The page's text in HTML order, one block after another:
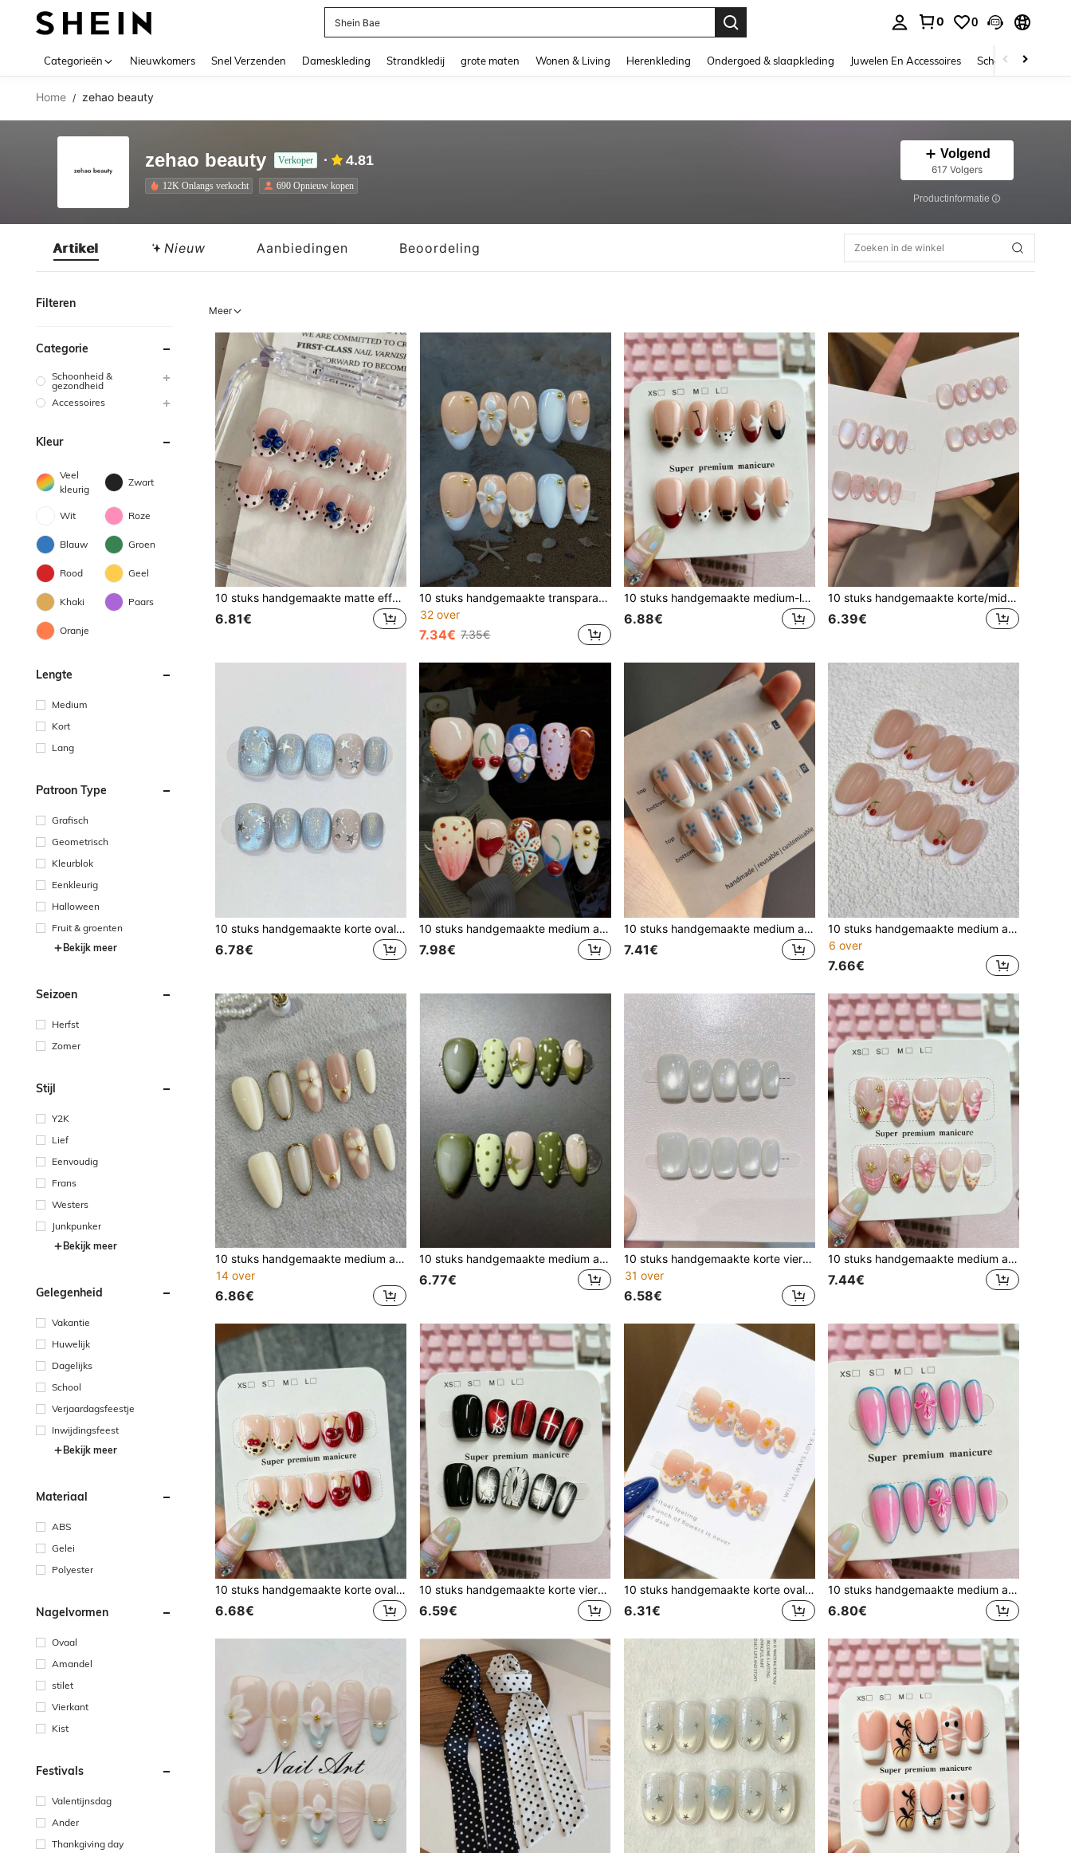
Bikini Dames
0 0
Categorieën Nieuwkomers Snel Verzenden Dameskleding Strandkledij grote maten Wonen & Living Herenkleding Ondergoed & slaapkleding Juwelen En Accessoires Schoonheid &
Home / zehao beauty
zehao beauty Verkoper 4.81
12K Onlangs verkocht 690 Opnieuw kopen
Volgend
617 Volgers
Productinformatie
Artikel Nieuw Aanbiedingen Beoordeling
Filteren
Categorie
Schoonheid &
gezondheid
Accessoires
Kleur
Veel
kleurig
Zwart
Wit Roze
Blauw Groen
Rood Geel
Khaki Paars
Oranje
Lengte
Medium
Kort
Lang
Patroon Type
Grafisch
Geometrisch
Kleurblok
Eenkleurig
Halloween
Fruit & groenten
Bekijk meer
Seizoen
Herfst
Zomer
Stijl
Y2K
Lief
Eenvoudig
Frans
Westers
Junkpunker
Bekijk meer
Gelegenheid
Vakantie
Huwelijk
Dagelijks
School
Verjaardagsfeestje
Inwijdingsfeest
Bekijk meer
Materiaal
ABS
Gelei
Polyester
Nagelvormen
Ovaal
Amandel
stilet
Vierkant
Kist
Festivals
Valentijnsdag
Ander
Thankgiving day
Meer
10 stuks handgemaakte matte effen nagelstickers, ovale vorm, transparante nude roze basis met vintage stippen, crème witte French tips en 3D bosbesdecoratie, voor een zachte, zoete en elegante look, geschikt voor dames en meisjes voor lente, zomer, herfst, winter, feestdagen, feesten en dagelijks gebruik, handgemaakte press-on nagels
6.81€
10 stuks handgemaakte transparante lichtroze basis nagelstickers van gemiddelde lengte in amandelvorm, handgeschilderde lichtblauwe Franse randen, blauwe en gele kleine bloemenaccenten, blauw-witte gradiënt 3D kleine bloemen met gouden kralen in het midden, ook versierd met gouden kralen en parels, zacht, elegant en schattig, geschikt voor dames en meisjes voor lente, zomer, herfst, winter, vakanties, feesten en dagelijks gebruik, handgemaakte press-on nagels
32 over
7.34€ 7.35€
10 stuks handgemaakte medium-lange amandelvormige nageltips, lichtroze basiskleur, versierd met rood, wit, zwart en bruin luipaardprintpatroon, Franse stijl. Handgeschilderde 3D rode kersen en witte ster accenten, met parel- en kleine diamantdecoraties. Straalt een vintage zoete coole vibe uit. Geschikt voor vrouwen en meisjes om te dragen in de lente, zomer, herfst, winter, vakantie, feest en dagelijkse gelegenheden, elegante en schattige nagels. Handgemaakte press-on nagels
6.88€
10 stuks handgemaakte korte/middelgrote ovale opkliknagels, transparant roze melkachtige kattenoog, mini roze stippen & 3D glanzende kersen, zachte zoete minimalistische stijl. Geschikt voor dames en meisjes voor lente, zomer, herfst, winter, festivals, vakanties, feesten en dagelijks gebruik
6.39€
10 stuks handgemaakte korte ovale opkliknagels, transparant nude, ijsblauw met frostige shimmer en kattenoogeffect, zilveren metalen sterren, kleine parels en mini-strass, coole dromerige minimalistische sterrenstijl voor dagelijks gebruik
6.78€
10 stuks handgemaakte medium amandelvormige opkliknagels, nude crème babyblauw lavendelbasis, schildpadvakgradiënt, roze stippen, 3D rode kersen, hartjesomlijning, bloemen en gouden kralen, zoete kleurrijke vintage fruitbloemennagels
7.98€
10 stuks handgemaakte medium amandelvormige opkliknagels, transparante nude basis, witte V-vorm en handgeschilderde lichtblauwe bloemen, frisse zachte minimalistische lente nagels voor dagelijks gebruik
7.41€
10 stuks handgemaakte medium amandelvormige press-on nagels, transparant nude, klassieke witte French tips & handgeschilderde kleine rode kersen, frisse zoete minimalistische zomerse girly stijl
6 over
7.66€
10 stuks handgemaakte medium amandelvormige opkliknagels, nude roze & crèmewit, witte bloemen, gouden kralen & ovale lijst, zacht & elegant
14 over
6.86€
10 stuks handgemaakte medium amandelvormige opkliknagels, transparante nude matcha olijfgroene gradiënt, zwart-witte stippen, groene sterren, strass en half groene French, frisse minimalistische retro bosnagels
6.77€
10 stuks handgemaakte korte vierkante opkliks nagels, melkwit volledig parelmoerkleurig kattenoog, pure minimalistische elegante stijl. Geschikt voor dames en meisjes voor lente, zomer, herfst, winter, festivals, vakanties, feesten en dagelijks gebruik
31 over
6.58€
10 stuks handgemaakte medium amandelvormige opkliknagels, transparante nude basis, roze gradiënt 3D-bloemen, crème stipjes French, witte kanten lijnen, roze ruitpatroon, metalen zeester en schelpen, kleine parels, zoete romantische zomerse bloemenstijl aan zee
7.44€
10 stuks handgemaakte korte ovale opkliknagels, transparante nude basis, crème luipaard French, effen bordeauxrood, gebogen bordeauxrood French, glanzende 3D-kersen met kleine gouden kralen, zoete speelse retro fruitdagelijkse stijl
6.68€
10 stuks handgemaakte korte vierkante plaknagels, glanzend zwart, bordeauxrood en zilveren parelmoer kattenooggradiëntbasis, witte spinnenwebben, verticale kruisstrepen en scherpe demonenoogjes, coole donkere minimalistische gotische Halloween-nagels
6.59€
10 stuks handgemaakte korte ovale opkliknagels, transparante nude basis, gele stippen crème French, gele en witte sterren, parels en kleine strass, zachte, zoete, speelse, sterrenachtige dagelijkse stijl
6.31€
10 stuks handgemaakte medium amandelvormige opkliknagels, transparante roze gradiënt, dunne metallic blauwe rand, 3D gradiënt roze bloemen met vier bloemblaadjes, heldere, zoete, koele contrastzomerse bloemenstijl
6.80€